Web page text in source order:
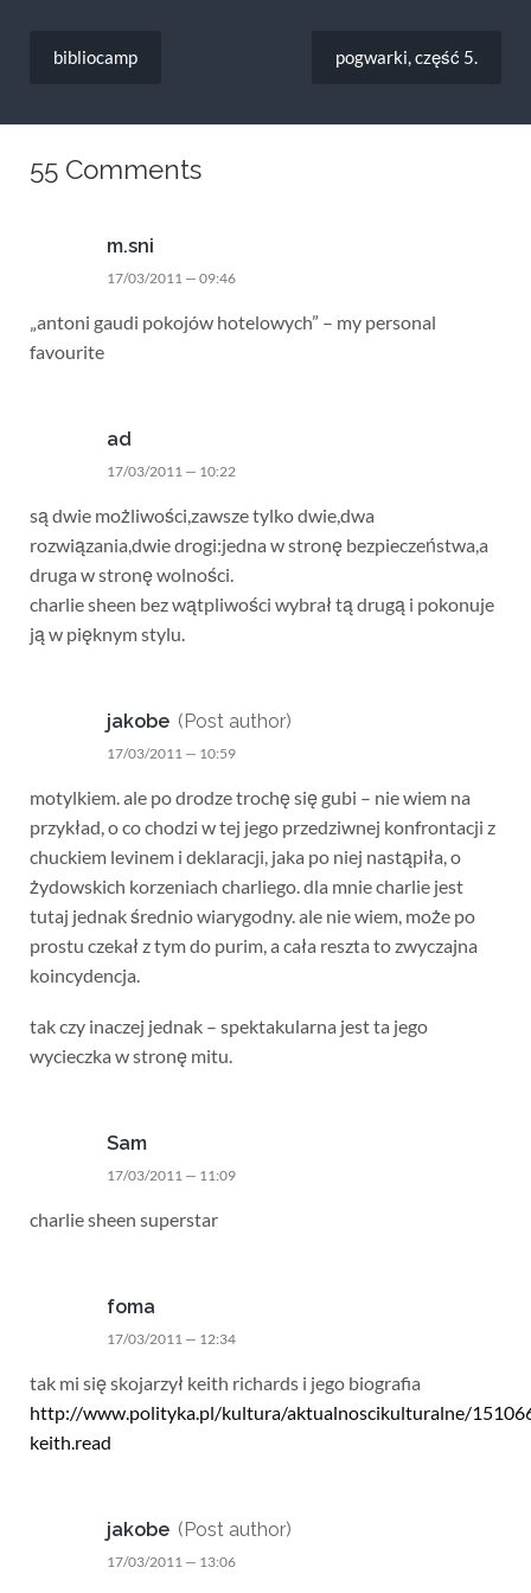
wpisu
bibliocamp pogwarki, część 5.
55 Comments
m.sni
17/03/2011 — 09:46
„antoni gaudi pokojów hotelowych” – my personal
favourite
ad
17/03/2011 — 10:22
są dwie możliwości,zawsze tylko dwie,dwa
rozwiązania,dwie drogi:jedna w stronę bezpieczeństwa,a
druga w stronę wolności.
charlie sheen bez wątpliwości wybrał tą drugą i pokonuje
ją w pięknym stylu.
jakobe (Post author)
17/03/2011 — 10:59
motylkiem. ale po drodze trochę się gubi – nie wiem na
przykład, o co chodzi w tej jego przedziwnej konfrontacji z
chuckiem levinem i deklaracji, jaka po niej nastąpiła, o
żydowskich korzeniach charliego. dla mnie charlie jest
tutaj jednak średnio wiarygodny. ale nie wiem, może po
prostu czekał z tym do purim, a cała reszta to zwyczajna
koincydencja.
tak czy inaczej jednak – spektakularna jest ta jego
wycieczka w stronę mitu.
Sam
17/03/2011 — 11:09
charlie sheen superstar
foma
17/03/2011 — 12:34
tak mi się skojarzył keith richards i jego biografia
http://www.polityka.pl/kultura/aktualnoscikulturalne/
keith.read
jakobe (Post author)
17/03/2011 — 13:06